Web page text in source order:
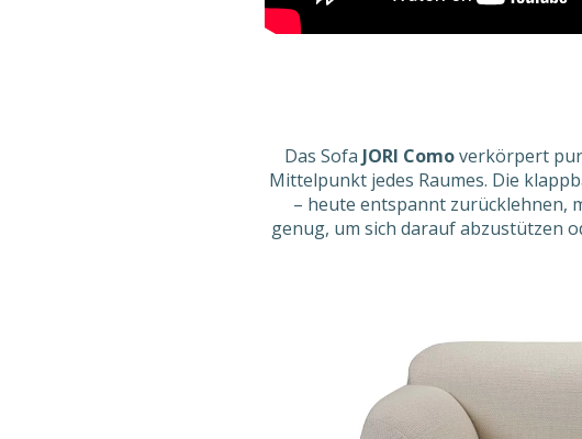
Das Sofa JORI Comoverkörpert
Mittelpunkt jedes Raumes. Die
– heute entspannt zurücklehnen,
genug, um sich darauf abzustützen